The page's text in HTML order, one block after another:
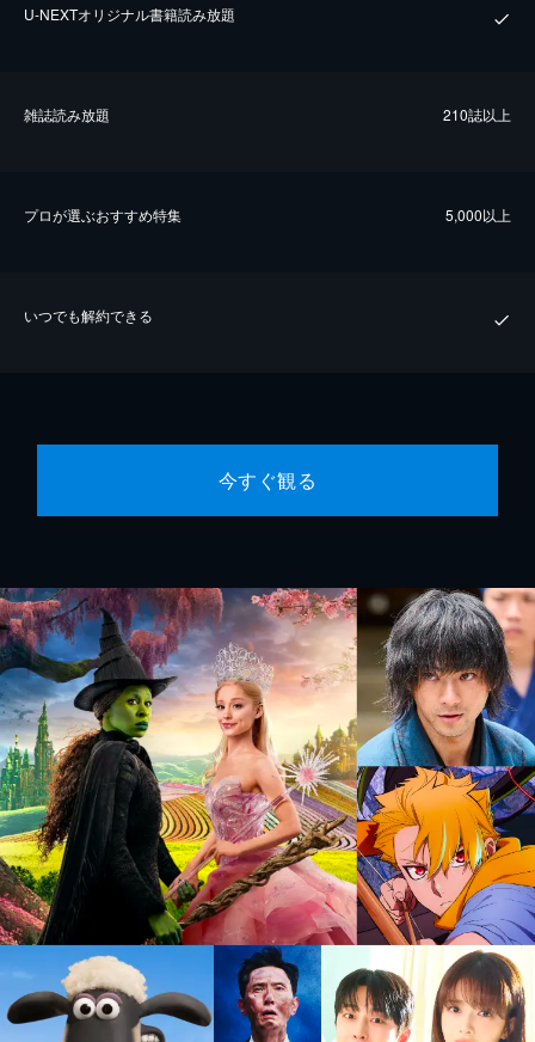
U-NEXTオリジナル書籍読み放題
雑誌読み放題 210誌以上
プロが選ぶおすすめ特集 5,000以上
いつでも解約できる
今すぐ観る